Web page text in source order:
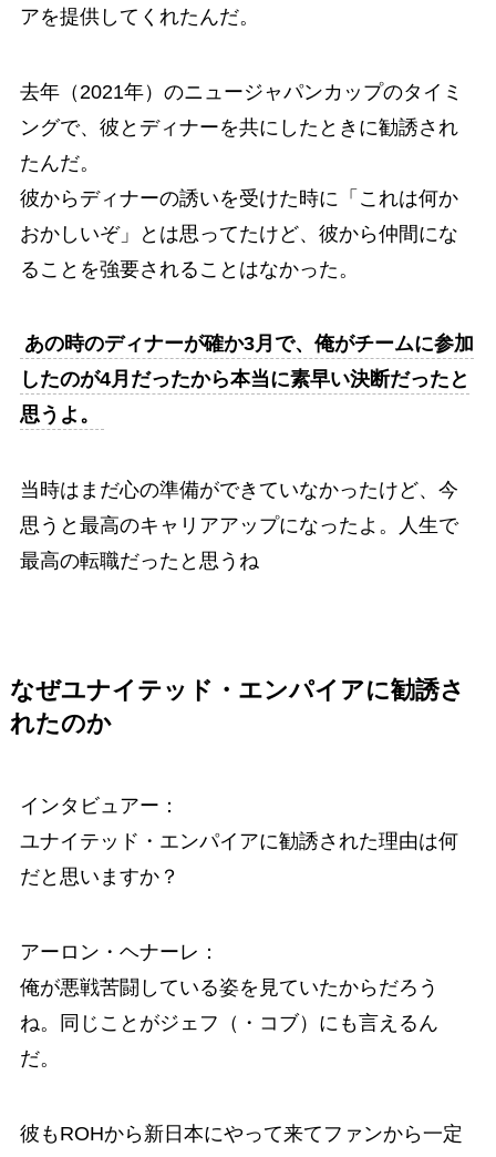
アを提供してくれたんだ。
去年（2021年）のニュージャパンカップのタイミ
ングで、彼とディナーを共にしたときに勧誘され
たんだ。
彼からディナーの誘いを受けた時に「これは何か
おかしいぞ」とは思ってたけど、彼から仲間にな
ることを強要されることはなかった。
あの時のディナーが確か3月で、俺がチームに参加
したのが4月だったから本当に素早い決断だったと
思うよ。
当時はまだ心の準備ができていなかったけど、今
思うと最高のキャリアアップになったよ。人生で
最高の転職だったと思うね
なぜユナイテッド・エンパイアに勧誘さ
れたのか
インタビュアー：
ユナイテッド・エンパイアに勧誘された理由は何
だと思いますか？
アーロン・ヘナーレ：
俺が悪戦苦闘している姿を見ていたからだろう
ね。同じことがジェフ（・コブ）にも言えるん
だ。
彼もROHから新日本にやって来てファンから一定